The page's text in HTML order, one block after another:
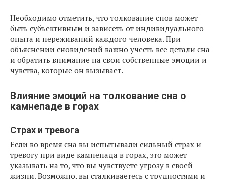
Необходимо отметить, что толкование снов может
быть субъективным и зависеть от индивидуального
опыта и переживаний каждого человека. При
объяснении сновидений важно учесть все детали сна
и обратить внимание на свои собственные эмоции и
чувства, которые он вызывает.
Влияние эмоций на толкование сна о
камнепаде в горах
Страх и тревога
Если во время сна вы испытывали сильный страх и
тревогу при виде камнепада в горах, это может
указывать на то, что вы чувствуете угрозу в своей
жизни. Возможно, вы сталкиваетесь с трудностями и